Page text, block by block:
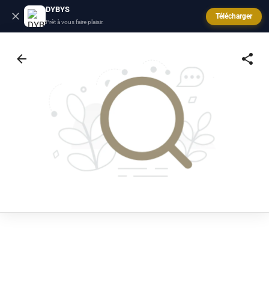
DYBYS
Prêt à vous faire plaisir.
Télécharger